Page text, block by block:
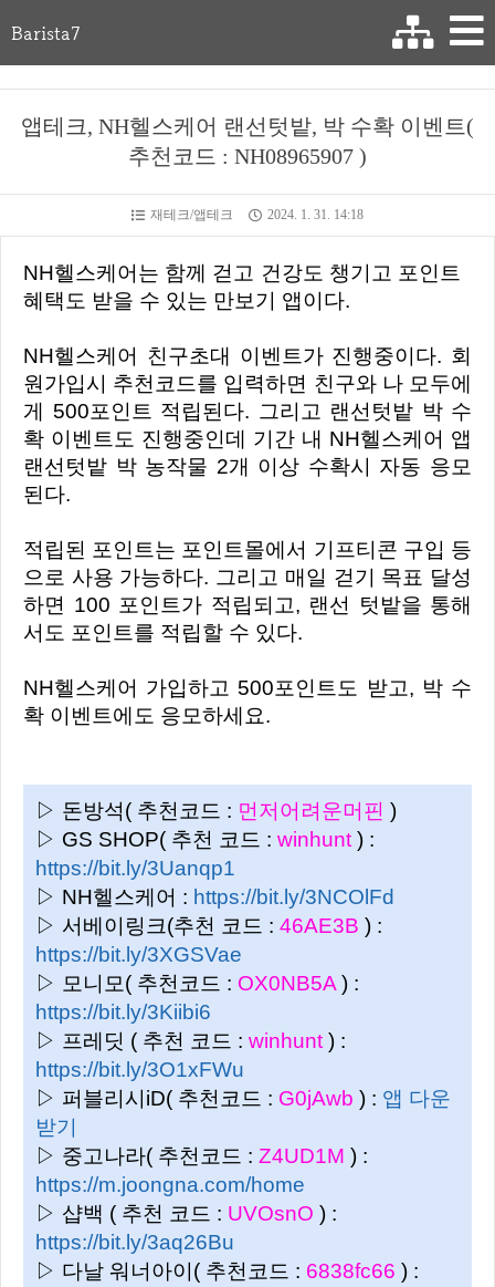
Barista7
앱테크, NH헬스케어 랜선텃밭, 박 수확 이벤트(
추천코드 : NH08965907 )
재테크/앱테크 2024. 1. 31. 14:18
NH헬스케어는 함께 걷고 건강도 챙기고 포인트
혜택도 받을 수 있는 만보기 앱이다.
NH헬스케어 친구초대 이벤트가 진행중이다. 회
원가입시 추천코드를 입력하면 친구와 나 모두에
게 500포인트 적립된다. 그리고 랜선텃밭 박 수
확 이벤트도 진행중인데 기간 내 NH헬스케어 앱
랜선텃밭 박 농작물 2개 이상 수확시 자동 응모
된다.
적립된 포인트는 포인트몰에서 기프티콘 구입 등
으로 사용 가능하다. 그리고 매일 걷기 목표 달성
하면 100 포인트가 적립되고, 랜선 텃밭을 통해
서도 포인트를 적립할 수 있다.
NH헬스케어 가입하고 500포인트도 받고, 박 수
확 이벤트에도 응모하세요.
▷ 돈방석( 추천코드 : 먼저어려운머핀 )
▷ GS SHOP( 추천 코드 : winhunt ) :
https://bit.ly/3Uanqp1
▷ NH헬스케어 : https://bit.ly/3NCOlFd
▷ 서베이링크(추천 코드 : 46AE3B ) :
https://bit.ly/3XGSVae
▷ 모니모( 추천코드 : OX0NB5A ) :
https://bit.ly/3Kiibi6
▷ 프레딧 ( 추천 코드 : winhunt ) :
https://bit.ly/3O1xFWu
▷ 퍼블리시iD( 추천코드 : G0jAwb ) : 앱 다운
받기
▷ 중고나라( 추천코드 : Z4UD1M ) :
https://m.joongna.com/home
▷ 샵백 ( 추천 코드 : UVOsnO ) :
https://bit.ly/3aq26Bu
▷ 다날 워너아이( 추천코드 : 6838fc66 ) :